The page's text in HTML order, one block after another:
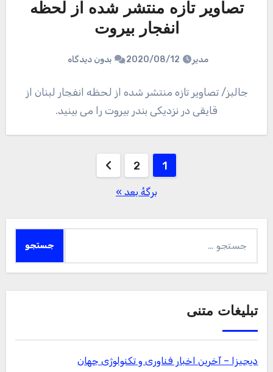
تصاویر تازه منتشر شده از لحظه
انفجار بیروت
مدیر 2020/08/12 بدون دیدگاه
جالبز/ تصاویر تازه منتشر شده از لحظه انفجار لبنان از
قایقی در نزدیکی بندر بیروت را می بینید.
1
2
برگهٔ بعد »
برای:
تبلیغات متنی
دیجیزا – آخرین اخبار فناوری و تکنولوژی جهان